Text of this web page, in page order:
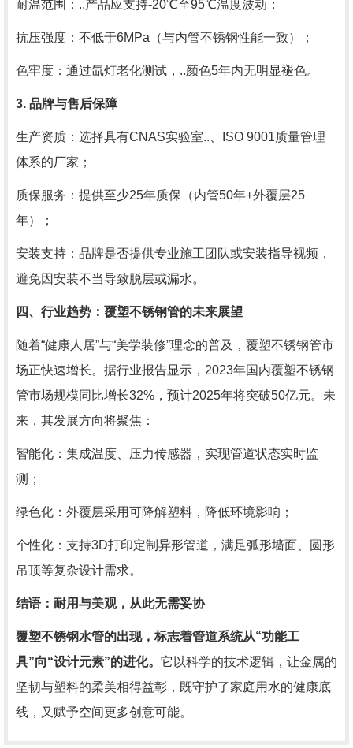
耐温范围：..产品应支持-20℃至95℃温度波动；
抗压强度：不低于6MPa（与内管不锈钢性能一致）；
色牢度：通过氙灯老化测试，..颜色5年内无明显褪色。
3. 品牌与售后保障
生产资质：选择具有CNAS实验室..、ISO 9001质量管理
体系的厂家；
质保服务：提供至少25年质保（内管50年+外覆层25
年）；
安装支持：品牌是否提供专业施工团队或安装指导视频，
避免因安装不当导致脱层或漏水。
四、行业趋势：覆塑不锈钢管的未来展望
随着“健康人居”与“美学装修”理念的普及，覆塑不锈钢管市
场正快速增长。据行业报告显示，2023年国内覆塑不锈钢
管市场规模同比增长32%，预计2025年将突破50亿元。未
来，其发展方向将聚焦：
智能化：集成温度、压力传感器，实现管道状态实时监
测；
绿色化：外覆层采用可降解塑料，降低环境影响；
个性化：支持3D打印定制异形管道，满足弧形墙面、圆形
吊顶等复杂设计需求。
结语：耐用与美观，从此无需妥协
覆塑不锈钢水管的出现，标志着管道系统从“功能工
具”向“设计元素”的进化。 它以科学的技术逻辑，让金属的
坚韧与塑料的柔美相得益彰，既守护了家庭用水的健康底
线，又赋予空间更多创意可能。